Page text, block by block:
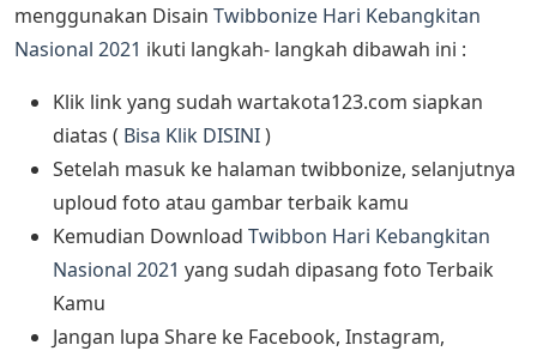
menggunakan Disain Twibbonize Hari Kebangkitan
Nasional 2021 ikuti langkah- langkah dibawah ini :
Klik link yang sudah wartakota123.com siapkan
diatas ( Bisa Klik DISINI)
Setelah masuk ke halaman twibbonize, selanjutnya
uploud foto atau gambar terbaik kamu
Kemudian Download Twibbon Hari Kebangkitan
Nasional 2021 yang sudah dipasang foto Terbaik
Kamu
Jangan lupa Share ke Facebook, Instagram,